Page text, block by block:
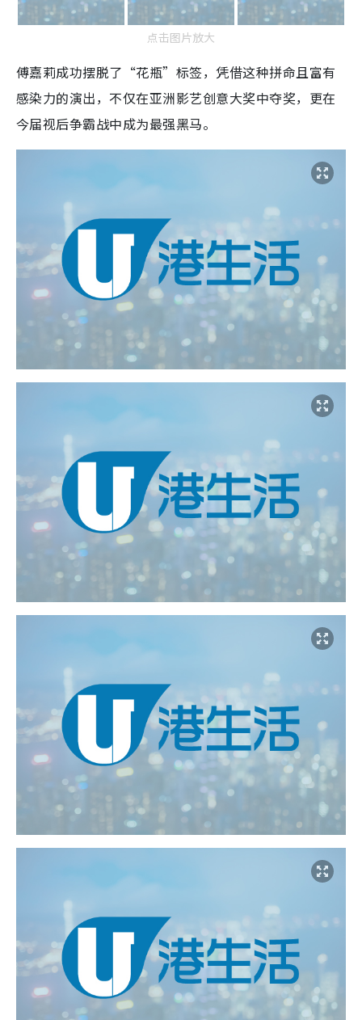
点击图片放大
傅嘉莉成功摆脱了“花瓶”标签，凭借这种拼命且富有
感染力的演出，不仅在亚洲影艺创意大奖中夺奖，更在
今届视后争霸战中成为最强黑马。